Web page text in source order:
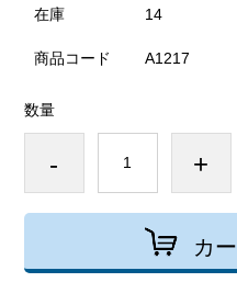
在庫 14
商品コード A1217
数量
- +
カ